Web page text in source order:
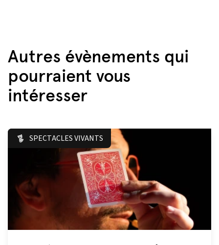
Autres évènements qui
pourraient vous
intéresser
SPECTACLES VIVANTS